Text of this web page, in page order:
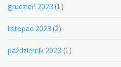
grudzień 2023 (1)
listopad 2023 (2)
październik 2023 (1)